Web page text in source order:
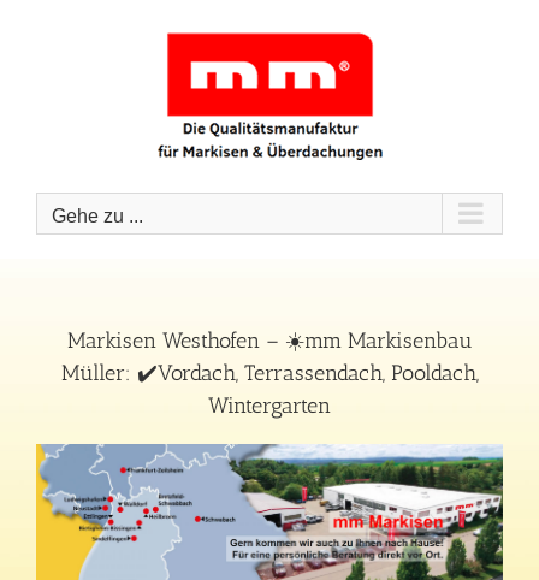
Gehe zu ...
Markisen Westhofen – ☀️mm Markisenbau
Müller: ✔️Vordach, Terrassendach, Pooldach,
Wintergarten